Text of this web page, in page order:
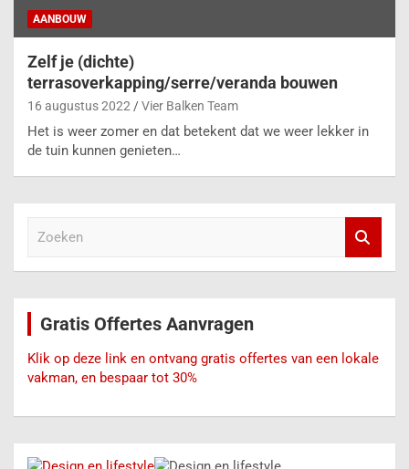
AANBOUW
Zelf je (dichte)
terrasoverkapping/serre/veranda bouwen
16 augustus 2022 Vier Balken Team
Het is weer zomer en dat betekent dat we weer lekker in
de tuin kunnen genieten…
Gratis Offertes Aanvragen
Klik op deze link en ontvang gratis offertes van een lokale
vakman, en bespaar tot 30%